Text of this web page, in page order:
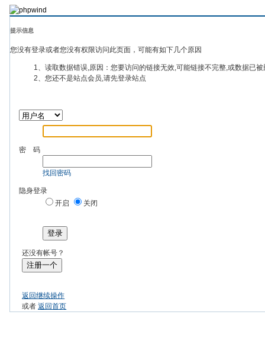
提示信息
您没有登录或者您没有权限访问此页面，可能有如下几个原因
1、读取数据错误,原因：您要访问的链接无效,可能链接不完整,或数据已
2、您还不是站点会员,请先登录站点
密 码
找回密码
隐身登录
开启
关闭
登录
还没有帐号？
注册一个
返回继续操作
或者返回首页